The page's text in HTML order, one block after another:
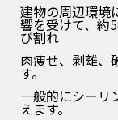
建物の周辺環境
響を受けて、約
び割れ
肉痩せ、剥離、
す。
一般的にシーリ
えます。